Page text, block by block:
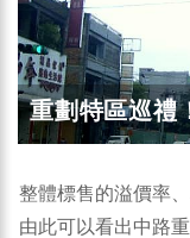
重劃特區巡禮
整體標售的溢價率
由此可以看出中路